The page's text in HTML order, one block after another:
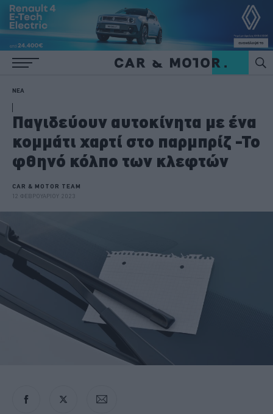
ΝΕΑ
Παγιδεύουν αυτοκίνητα με ένα
κομμάτι χαρτί στο παρμπρίζ -Το
φθηνό κόλπο των κλεφτών
CAR & MOTOR TEAM
12 ΦΕΒΡΟΥΑΡΙΟΥ 2023